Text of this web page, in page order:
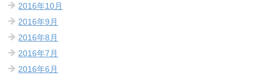
2016年10月
2016年9月
2016年8月
2016年7月
2016年6月